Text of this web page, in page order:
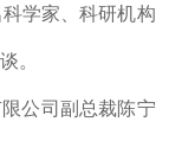
学家、科研机构
。
公司副总裁陈宁